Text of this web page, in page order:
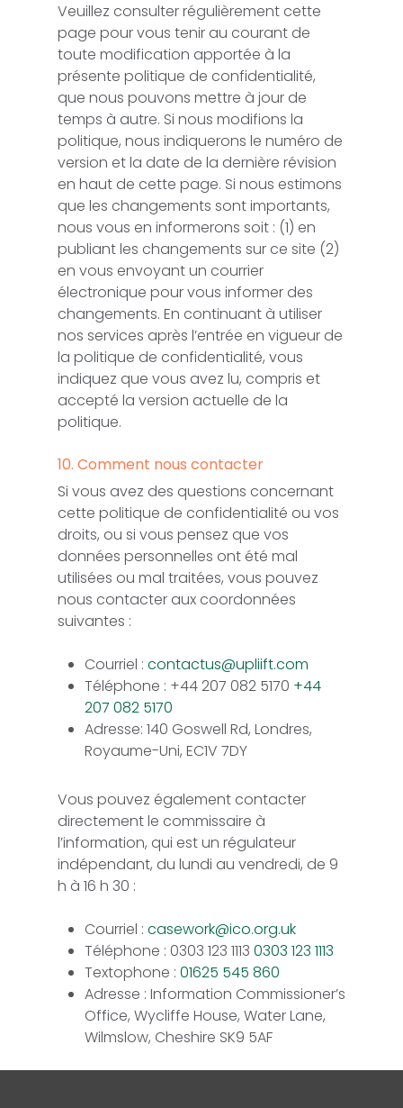
Veuillez consulter régulièrement cette
page pour vous tenir au courant de
toute modification apportée à la
présente politique de confidentialité,
que nous pouvons mettre à jour de
temps à autre. Si nous modifions la
politique, nous indiquerons le numéro de
version et la date de la dernière révision
en haut de cette page. Si nous estimons
que les changements sont importants,
nous vous en informerons soit : (1) en
publiant les changements sur ce site (2)
en vous envoyant un courrier
électronique pour vous informer des
changements. En continuant à utiliser
nos services après l’entrée en vigueur de
la politique de confidentialité, vous
indiquez que vous avez lu, compris et
accepté la version actuelle de la
politique.
10. Comment nous contacter
Si vous avez des questions concernant
cette politique de confidentialité ou vos
droits, ou si vous pensez que vos
données personnelles ont été mal
utilisées ou mal traitées, vous pouvez
nous contacter aux coordonnées
suivantes :
Courriel : contactus@upliift.com
Téléphone : +44 207 082 5170 +44
207 082 5170
Adresse: 140 Goswell Rd, Londres,
Royaume-Uni, EC1V 7DY
Vous pouvez également contacter
directement le commissaire à
l’information, qui est un régulateur
indépendant, du lundi au vendredi, de 9
h à 16 h 30 :
Courriel : casework@ico.org.uk
Téléphone : 0303 123 1113 0303 123 1113
Textophone : 01625 545 860
Adresse : Information Commissioner’s
Office, Wycliffe House, Water Lane,
Wilmslow, Cheshire SK9 5AF